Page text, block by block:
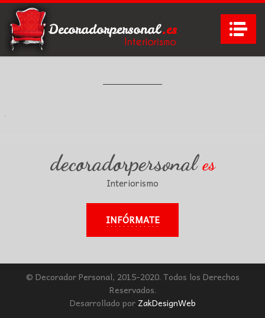
decoradorpersonales
Interiorismo
INFÓRMATE
© Decorador Personal, 2015-2020. Todos los Derechos
Reservados.
Desarrollado por ZakDesignWeb